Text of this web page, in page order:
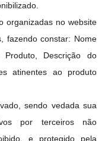
organizadas no website
fazendo constar: Nome
Descrição do
atinentes ao produto
sendo vedada sua
por terceiros não
e protegido pela